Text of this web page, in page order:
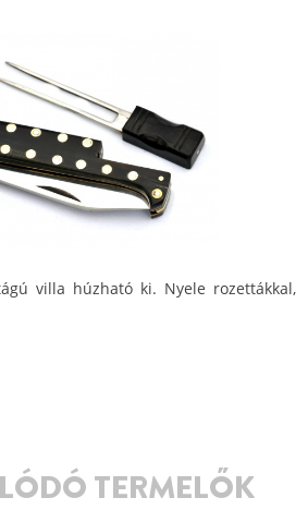
villa húzható ki. Nyele rozettákkal,
TERMELŐK